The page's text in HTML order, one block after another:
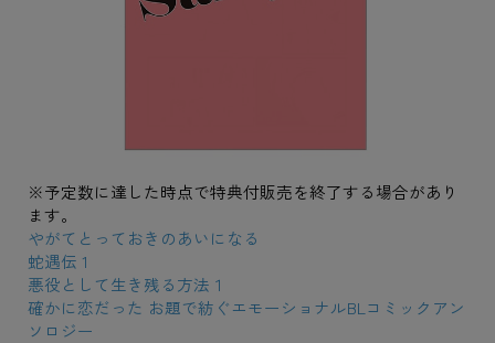
※予定数に達した時点で特典付販売を終了する場合があり
ます。
やがてとっておきのあいになる
蛇遇伝 1
悪役として生き残る方法１
確かに恋だった お題で紡ぐエモーショナルBLコミックアン
ソロジー